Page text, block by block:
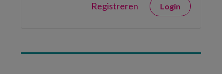
Registreren Login